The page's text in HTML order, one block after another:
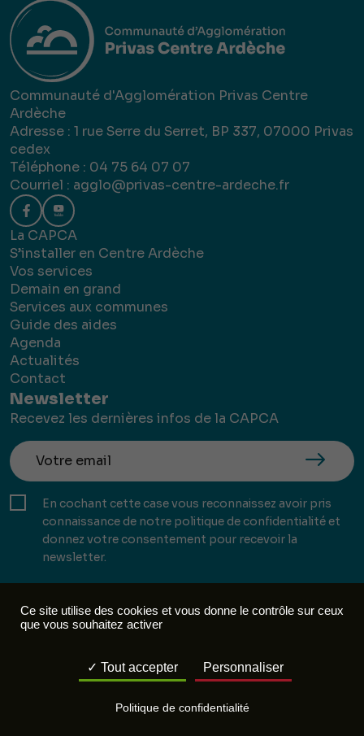
Communauté d'Agglomération Privas Centre
Ardèche
Adresse : 1 rue Serre du Serret, BP 337, 07000 Privas
cedex
Téléphone : 04 75 64 07 07
Courriel : agglo@privas-centre-ardeche.fr
La CAPCA
S’installer en Centre Ardèche
Vos services
Demain en grand
Services aux communes
Guide des aides
Agenda
Actualités
Contact
Newsletter
Recevez les dernières infos de la CAPCA
En cochant cette case vous reconnaissez avoir pris
connaissance de notre politique de confidentialité et
donnez votre consentement pour recevoir la
newsletter.
Réalisation : Mill, Privas
Ce site utilise des cookies et vous donne le contrôle sur ceux
que vous souhaitez activer
Tout accepter Personnaliser
Politique de confidentialité